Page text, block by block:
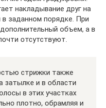
накладывание друг на
в заданном порядке. При
объем, а в
отсутствуют.
стрижки также
затылке и в области
в этих участках
плотно, обрамляя и